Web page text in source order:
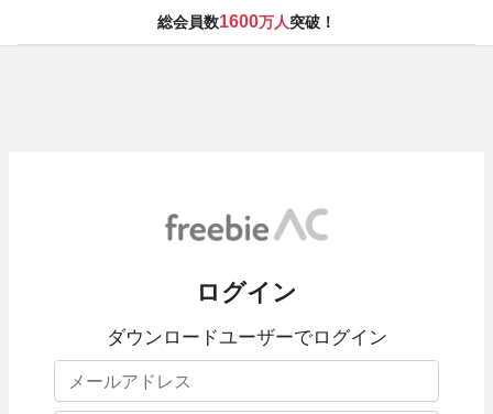
総会員数1600万人突破！
ログイン
ダウンロードユーザーでログイン